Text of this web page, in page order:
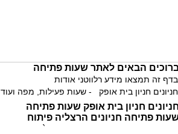
הבאים לאתר שעות פתיחה
בדף זה תמצאו מידע רלווטני אודות
חניונים חניון בית אופק - שעות פעילות, מפה ועוד
חניון בית אופק שעות פתיחה
פתיחה חניונים הרצליה פיתוח
`